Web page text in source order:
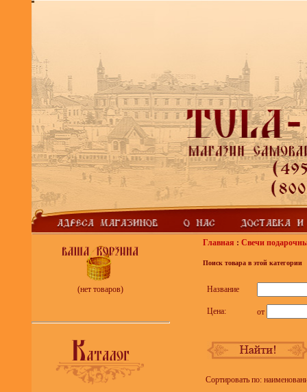
(нет товаров)
Главная : Свечи
Поиск товара в этой категории
Название
Цена: от
Сортировать по: